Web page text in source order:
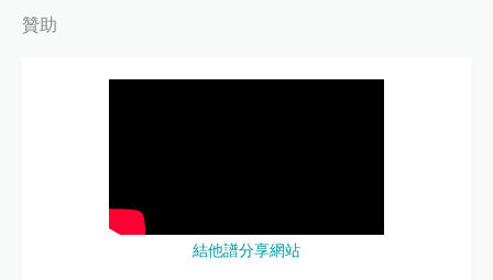
贊助
結他譜分享網站